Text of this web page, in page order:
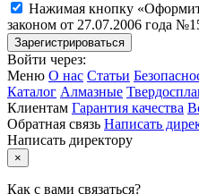
Нажимая кнопку
законом от 27.07.2006 года
Войти через:
Меню О нас Статьи
Каталог Алмазные
Клиентам Гарантия качества
Обратная связь Написать
Написать директору
×
Как с вами связаться?